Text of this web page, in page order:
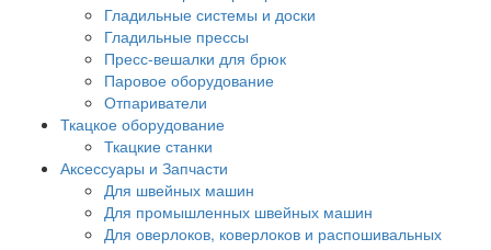
Гладильные системы и доски
Гладильные прессы
Пресс-вешалки для брюк
Паровое оборудование
Отпариватели
Ткацкое оборудование
Ткацкие станки
Аксессуары и Запчасти
Для швейных машин
Для промышленных швейных машин
Для оверлоков, коверлоков и распошивальных